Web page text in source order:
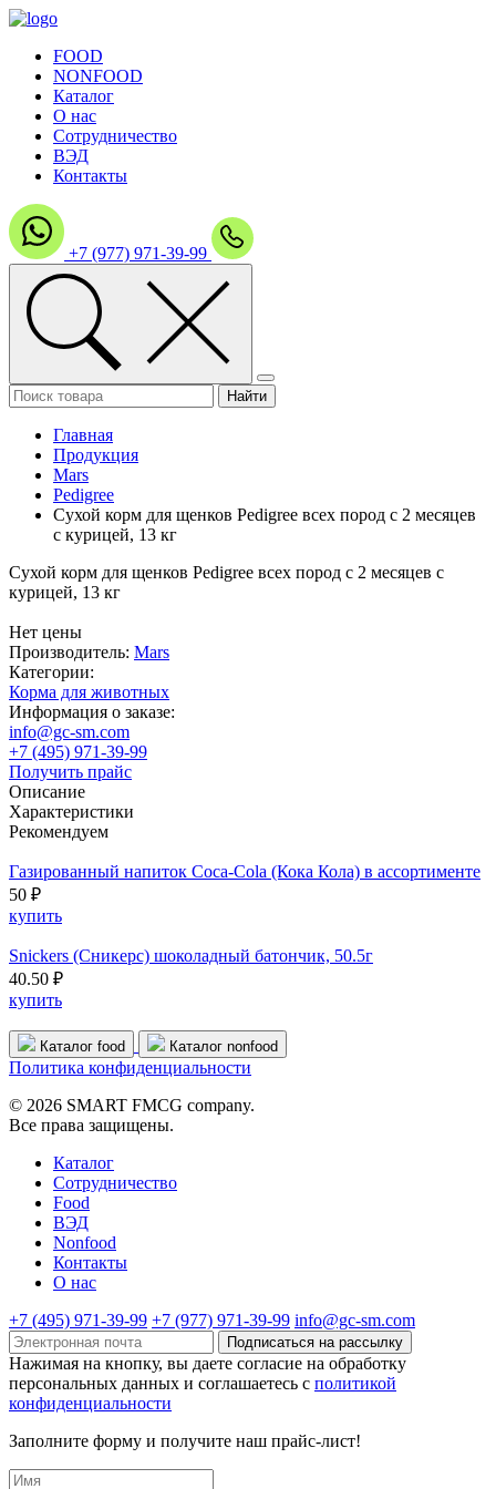
FOOD
NONFOOD
Каталог
О нас
Сотрудничество
ВЭД
Контакты
+7 (977) 971-39-99
Главная
Продукция
Mars
Pedigree
Сухой корм для щенков Pedigree всех пород с 2 месяцев
с курицей, 13 кг
Сухой корм для щенков Pedigree всех пород с 2 месяцев с
курицей, 13 кг
Нет цены
Производитель: Mars
Категории:
Корма для животных
Информация о заказе:
info@gc-sm.com
+7 (495) 971-39-99
Получить прайс
Описание
Характеристики
Рекомендуем
Газированный напиток Coca-Cola (Кока Кола) в ассортименте
50 ₽
купить
Snickers (Сникерс) шоколадный батончик, 50.5г
40.50 ₽
купить
Каталог food Каталог nonfood
Политика конфиденциальности
© 2026 SMART FMCG company.
Все права защищены.
Каталог
Cотрудничество
Food
ВЭД
Nonfood
Контакты
О нас
+7 (495) 971-39-99 +7 (977) 971-39-99 info@gc-sm.com
Подписаться на рассылку
Нажимая на кнопку, вы даете согласие на обработку
персональных данных и соглашаетесь c политикой
конфиденциальности
Заполните форму и получите наш прайс-лист!